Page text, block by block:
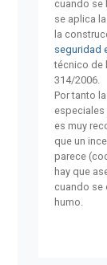
cuando se
se aplica
la
seguridad
técnico de
314/2006.
Por tanto
especiales
es muy
que un
parece
hay que
cuando se
humo.